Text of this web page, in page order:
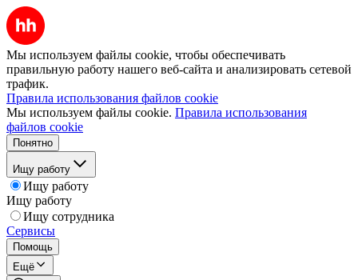
Мы используем файлы cookie, чтобы обеспечивать
правильную работу нашего веб-сайта и анализировать сетевой
трафик.
Правила использования файлов cookie
Мы используем файлы cookie. Правила использования
файлов cookie
Понятно
Ищу работу
Ищу работу
Ищу работу
Ищу сотрудника
Сервисы
Помощь
Ещё